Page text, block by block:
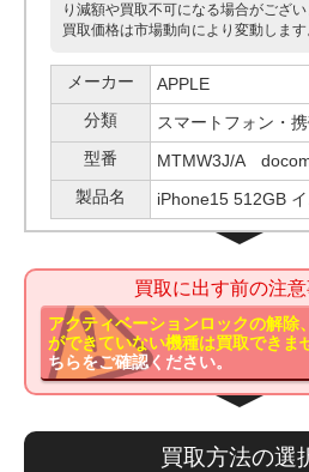
り減額や買取不可になる場合がござ
買取価格は市場動向により変動します
メーカー
APPLE
分類
スマートフォン・
型番
MTMW3J/A
製品名
iPhone15 512GB
買取に出す前の注
アクティベーションロックの解除
ができていない機種は買取できま
ちらをご確認ください。
買取方法の選